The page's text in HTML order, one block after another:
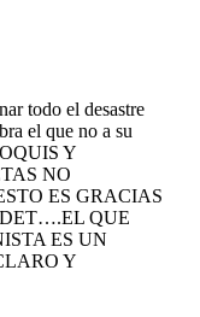
todo el desastre
el que no a su
Y
NO
ES GRACIAS
QUE
ES UN
Y